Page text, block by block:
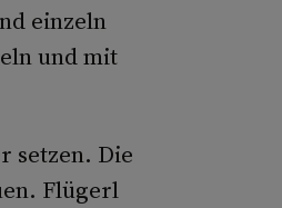
einzeln
und mit
setzen. Die
Flügerl